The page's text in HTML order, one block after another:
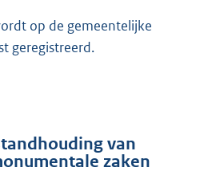
op de gemeentelijke
geregistreerd.
van
zaken